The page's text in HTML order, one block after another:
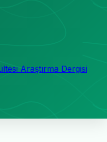
Araştırma Dergisi